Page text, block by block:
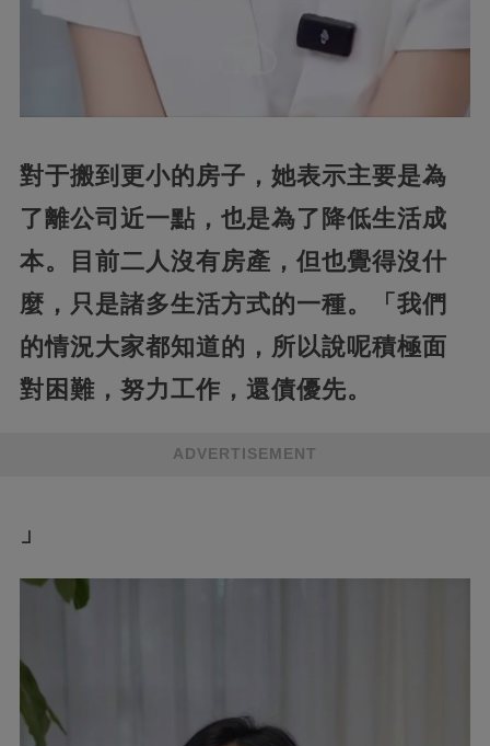
對于搬到更小的房子，她表示主要是為
了離公司近一點，也是為了降低生活成
本。目前二人沒有房產，但也覺得沒什
麼，只是諸多生活方式的一種。「我們
的情況大家都知道的，所以說呢積極面
對困難，努力工作，還債優先。
ADVERTISEMENT
」